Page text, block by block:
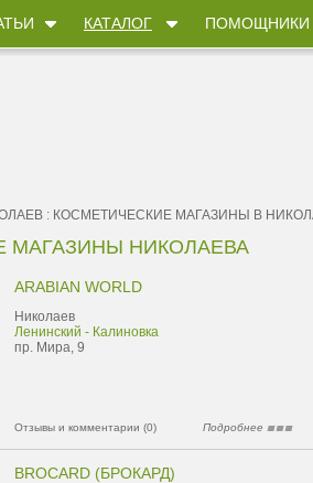
КАТАЛОГ ПОМОЩНИКИ
: КОСМЕТИЧЕСКИЕ МАГАЗИНЫ В
МАГАЗИНЫ НИКОЛАЕВА
ARABIAN WORLD
Николаев
Ленинский - Калиновка
пр. Мира, 9
Отзывы и комментарии (0) Подробнее
BROCARD (БРОКАРД)